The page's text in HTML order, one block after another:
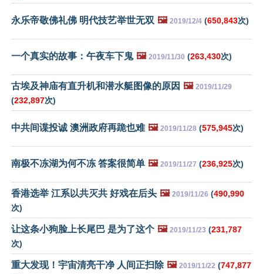
永乐帝敬佛礼佛 明代技艺举世无双 🖼️ 2019/12/4 (650,843次)
一个真实的故事：午夜车下鬼 🖼️ 2019/11/30 (263,430次)
古埃及神庙有直升机和潜水艇图像的原因 🖼️ 2019/11/29
(232,897次)
中共间谍投诚 澳洲政府再跪也难 🖼️ 2019/11/28 (575,945次)
南极不冻湖为何不冻 答案很简单 🖼️ 2019/11/27 (236,925次)
香港选举 江系以共灭共 好戏在后头 🖼️ 2019/11/26 (490,990
次)
让这条小狗脸上长尾巴 是为了这个 🖼️ 2019/11/23 (231,787
次)
重大发现！宇宙清亮干净 人间正扫除 🖼️ 2019/11/22 (747,877